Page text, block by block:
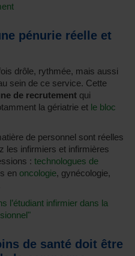
pénurie réelle et
drôle, rythmée, mais aussi
sein de ce service. Cette
de recrutement qui
la gériatrie et le bloc
de personnel sont réelles
les infirmiers et infirmières
: technologues de
en oncologie, gynécologie,
l’étudiant infirmier dans la
de santé doit être